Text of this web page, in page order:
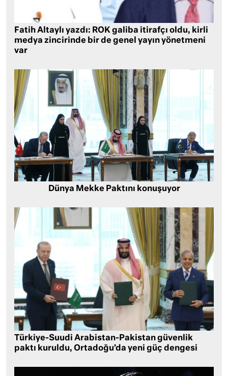
Fatih Altaylı yazdı: ROK galiba itirafçı oldu, kirli
medya zincirinde bir de genel yayın yönetmeni
var
Dünya Mekke Paktını konuşuyor
Türkiye-Suudi Arabistan-Pakistan güvenlik
paktı kuruldu, Ortadoğu’da yeni güç dengesi